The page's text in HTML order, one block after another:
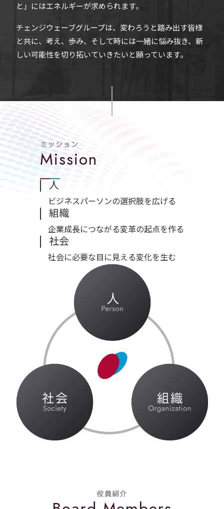
と」にはエネルギーが求められます。
チェンジウェーブグループは、変わろうと踏み出す皆様
と共に、考え、歩み、 そして時には一緒に悩み抜き、新
しい可能性を切り拓いていきたいと願っています。
ミッション
Mission
人
ビジネスパーソンの選択肢を広げる
組織
企業成長につながる変革の起点を作る
社会
社会に必要な目に見える変化を生む
役員紹介